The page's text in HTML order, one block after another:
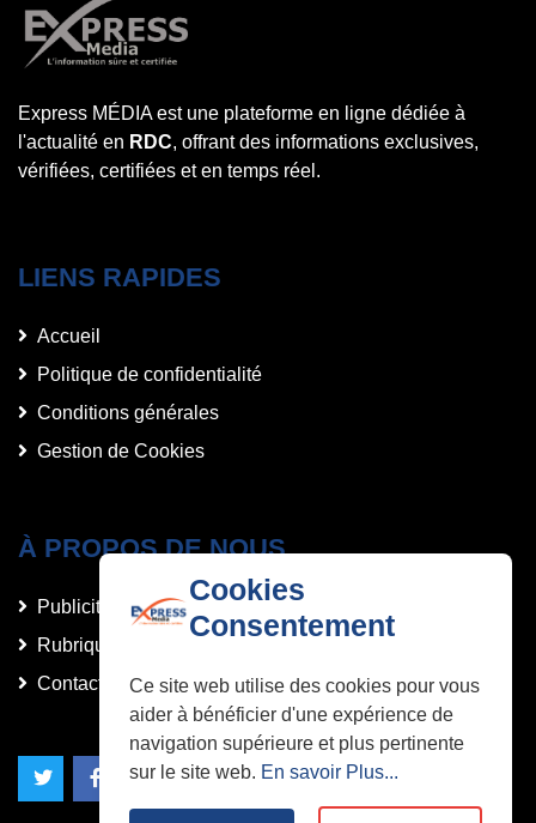
Cookies
Consentement
Ce site web utilise des cookies pour vous
aider à bénéficier d'une expérience de
navigation supérieure et plus pertinente
sur le site web. En savoir Plus...
Express MÉDIA est une plateforme en ligne dédiée à
l'actualité en RDC, offrant des informations exclusives,
vérifiées, certifiées et en temps réel.
LIENS RAPIDES
Accueil
Politique de confidentialité
Conditions générales
Gestion de Cookies
À PROPOS DE NOUS
Publicités et Annonces
Rubriques
Contact